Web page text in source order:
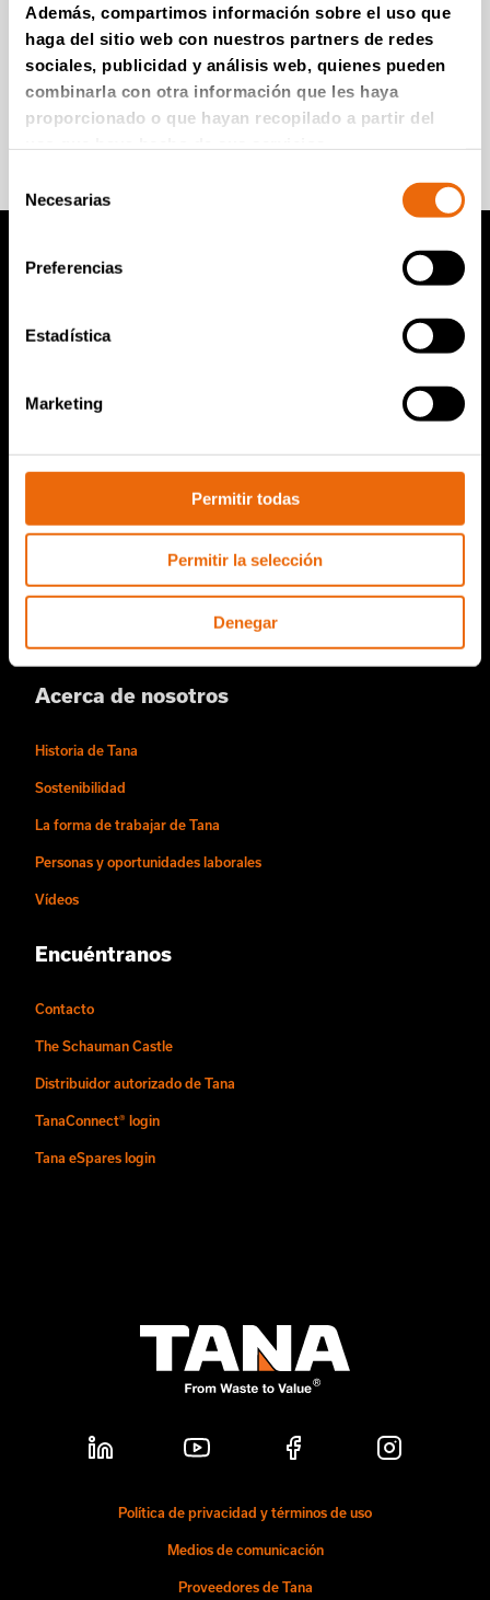
Además, compartimos información sobre el uso que
haga del sitio web con nuestros partners de redes
sociales, publicidad y análisis web, quienes pueden
combinarla con otra información que les haya
proporcionado o que hayan recopilado a partir del
deNecesarias
Preferencias
Estadística
Marketing
Permitir todas
Permitir la selección
Denegar
Boletín informativo de
Tana (en Inglés)
Súmese para recibir información
Compactador de vertedero TANA
TanaConnect®
Servicio y ventas
Acerca de nosotros
Historia de Tana
Sostenibilidad
La forma de trabajar de Tana
Personas y oportunidades laborales
Vídeos
Encuéntranos
Contacto
The Schauman Castle
Distribuidor autorizado de Tana
TanaConnect® login
Tana eSpares login
Política de privacidad y términos de uso
Medios de comunicación
Proveedores de Tana